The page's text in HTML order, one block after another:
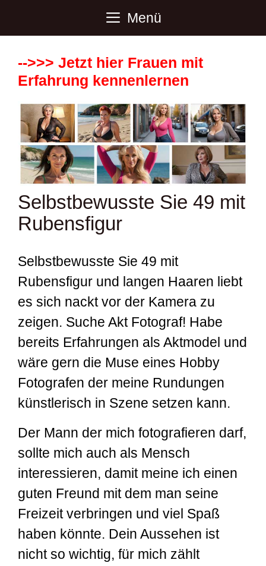
Menü
-->>> Jetzt hier Frauen mit
Erfahrung kennenlernen
Selbstbewusste Sie 49 mit
Rubensfigur
Selbstbewusste Sie 49 mit
Rubensfigur und langen Haaren liebt
es sich nackt vor der Kamera zu
zeigen. Suche Akt Fotograf! Habe
bereits Erfahrungen als Aktmodel und
wäre gern die Muse eines Hobby
Fotografen der meine Rundungen
künstlerisch in Szene setzen kann.
Der Mann der mich fotografieren darf,
sollte mich auch als Mensch
interessieren, damit meine ich einen
guten Freund mit dem man seine
Freizeit verbringen und viel Spaß
haben könnte. Dein Aussehen ist
nicht so wichtig, für mich zählt